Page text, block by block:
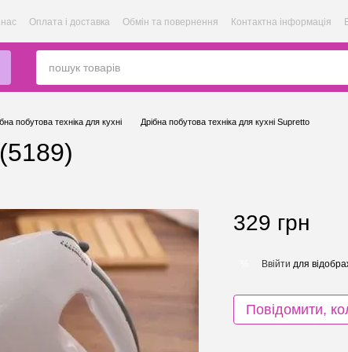
Оплата і доставка Обмін та повернення Контактна інформація
побутова техніка для кухні Дрібна побутова техніка для кухні Supretto
329 грн
Ввійти для
Повідомити,